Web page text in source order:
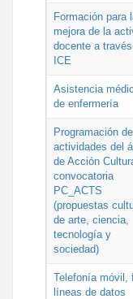
Formación para
mejora de la
docente a
ICE
Asistencia
de enfermería
Programación de
actividades del
de Acción
convocatoria
PC_ACTS
(propuestas
de arte, ciencia,
tecnología y
sociedad)
Telefonía móvil,
líneas de datos